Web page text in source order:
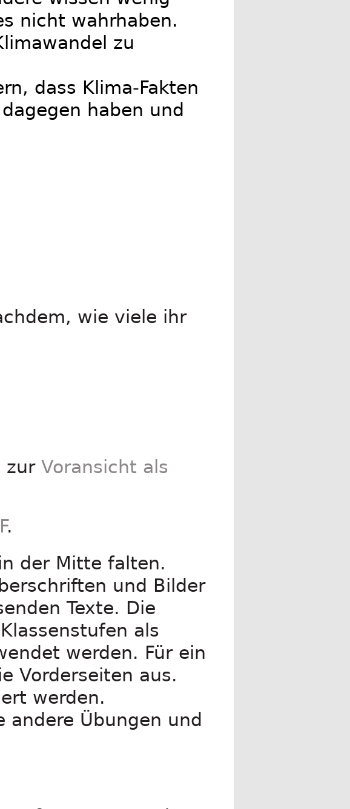
nicht wahrhaben.
zu
dass Klima-Fakten
haben und
wie viele ihr
zur Voransicht als
.
der Mitte falten.
und Bilder
Texte. Die
als
werden. Für ein
Vorderseiten aus.
werden.
andere Übungen und